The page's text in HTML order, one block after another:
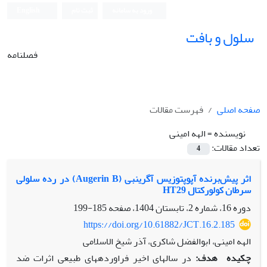
سلول و بافت
فصلنامه
صفحه اصلی
فهرست مقالات
نویسنده =الهه امینی
تعداد مقالات:
4
اثر پیش‌برنده آپوپتوزیس آگرین‫بی (Augerin B) در رده سلولی
سرطان کولورکتال HT29‬‬‬‬‬‬‬
دوره 16، شماره 2، تابستان 1404، صفحه
185-199
https://doi.org/10.61882/JCT.16.2.185
الهه امینی، ابوالفضل شاکری، آذر شیخ الاسلامی
چکیده هدف: در سال­های اخیر فراورده­های طبیعی اثرات ضد